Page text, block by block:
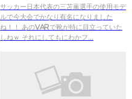
サッカー日本代表の三苫薫選手の使用モデ
ルで今大会でかなり有名になりました
ね！！ あのVARで靴が特に目立っていた
しねｗ それにしてもにわかフ...